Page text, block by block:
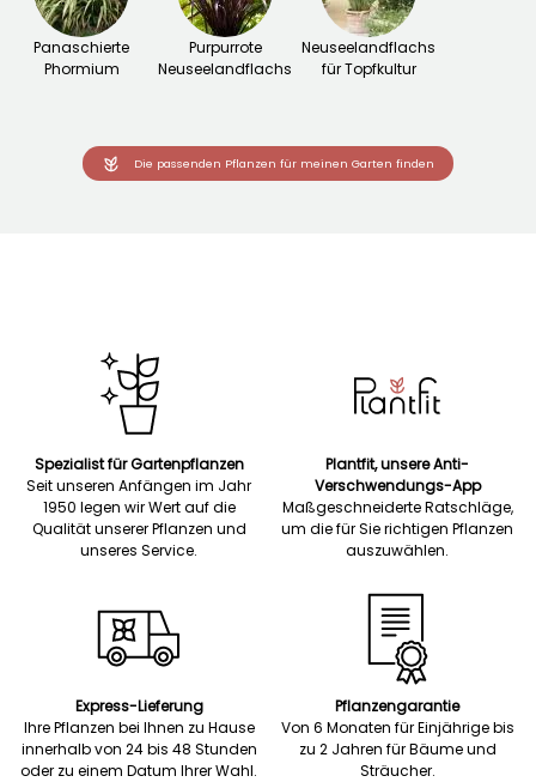
Panaschierte
Phormium
Purpurrote
Neuseelandflachs
Neuseelandflachs
für Topfkultur
Die passenden Pflanzen für meinen Garten finden
Spezialist für Gartenpflanzen
Seit unseren Anfängen im Jahr
1950 legen wir Wert auf die
Qualität unserer Pflanzen und
unseres Service.
Plantfit, unsere Anti-
Verschwendungs-App
Maßgeschneiderte Ratschläge,
um die für Sie richtigen Pflanzen
auszuwählen.
Express-Lieferung
Ihre Pflanzen bei Ihnen zu Hause
innerhalb von 24 bis 48 Stunden
oder zu einem Datum Ihrer Wahl.
Pflanzengarantie
Von 6 Monaten für Einjährige bis
zu 2 Jahren für Bäume und
Sträucher.